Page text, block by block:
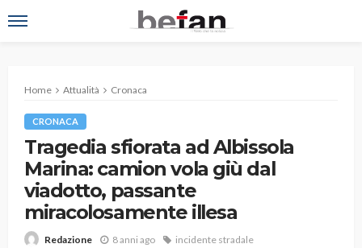
Home Attualità Cronaca
CRONACA
Tragedia sfiorata ad Albissola
Marina: camion vola giù dal
viadotto, passante
miracolosamente illesa
Redazione 8 anni ago incidente stradale